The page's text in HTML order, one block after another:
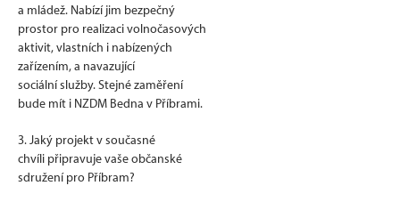
a mládež. Nabízí jim bezpečný
prostor pro realizaci volnočasových
aktivit, vlastních i nabízených
zařízením, a navazující
sociální služby. Stejné zaměření
bude mít i NZDM Bedna v Příbrami.
3. Jaký projekt v současné
chvíli připravuje vaše občanské
sdružení pro Příbram?